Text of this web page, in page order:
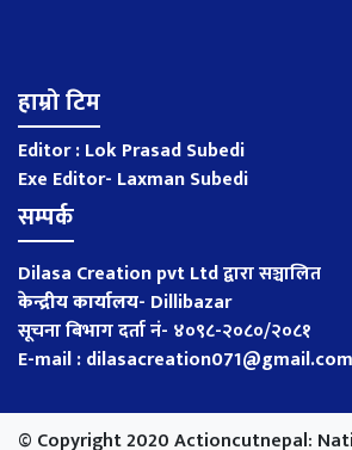
हाम्रो टिम
Editor : Lok Prasad Subedi
Exe Editor- Laxman Subedi
सम्पर्क
Dilasa Creation pvt Ltd द्वारा सञ्चालित
केन्द्रीय कार्यालय- Dillibazar
सूचना बिभाग दर्ता नं- ४०९८-२०८०/२०८१
E-mail : dilasacreation071@gmail.com
© Copyright 2020 Actioncutnepal: